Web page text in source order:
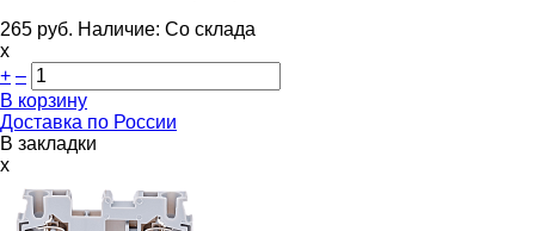
265 руб. Наличие: Со склада
х
+ –
В корзину
Доставка по России
В закладки
x